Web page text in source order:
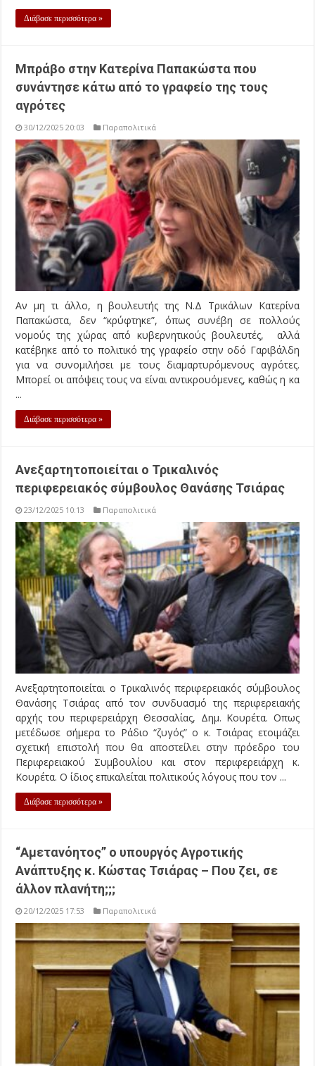
Διάβασε περισσότερα »
Μπράβο στην Κατερίνα Παπακώστα που
συνάντησε κάτω από το γραφείο της τους
αγρότες
30/12/2025 20:03 Παραπολιτικά
Αν μη τι άλλο, η βουλευτής της Ν.Δ Τρικάλων Κατερίνα
Παπακώστα, δεν “κρύφτηκε”, όπως συνέβη σε πολλούς
νομούς της χώρας από κυβερνητικούς βουλευτές, αλλά
κατέβηκε από το πολιτικό της γραφείο στην οδό Γαριβάλδη
για να συνομιλήσει με τους διαμαρτυρόμενους αγρότες.
Μπορεί οι απόψεις τους να είναι αντικρουόμενες, καθώς η κα
...
Διάβασε περισσότερα »
Ανεξαρτητοποιείται ο Τρικαλινός
περιφερειακός σύμβουλος Θανάσης Τσιάρας
23/12/2025 10:13 Παραπολιτικά
Ανεξαρτητοποιείται ο Τρικαλινός περιφερειακός σύμβουλος
Θανάσης Τσιάρας από τον συνδυασμό της περιφερειακής
αρχής του περιφερειάρχη Θεσσαλίας, Δημ. Κουρέτα. Οπως
μετέδωσε σήμερα το Ράδιο “ζυγός” ο κ. Τσιάρας ετοιμάζει
σχετική επιστολή που θα αποστείλει στην πρόεδρο του
Περιφερειακού Συμβουλίου και στον περιφερειάρχη κ.
Κουρέτα. Ο ίδιος επικαλείται πολιτικούς λόγους που τον ...
Διάβασε περισσότερα »
“Αμετανόητος” ο υπουργός Αγροτικής
Ανάπτυξης κ. Κώστας Τσιάρας – Που ζει, σε
άλλον πλανήτη;;;
20/12/2025 17:53 Παραπολιτικά